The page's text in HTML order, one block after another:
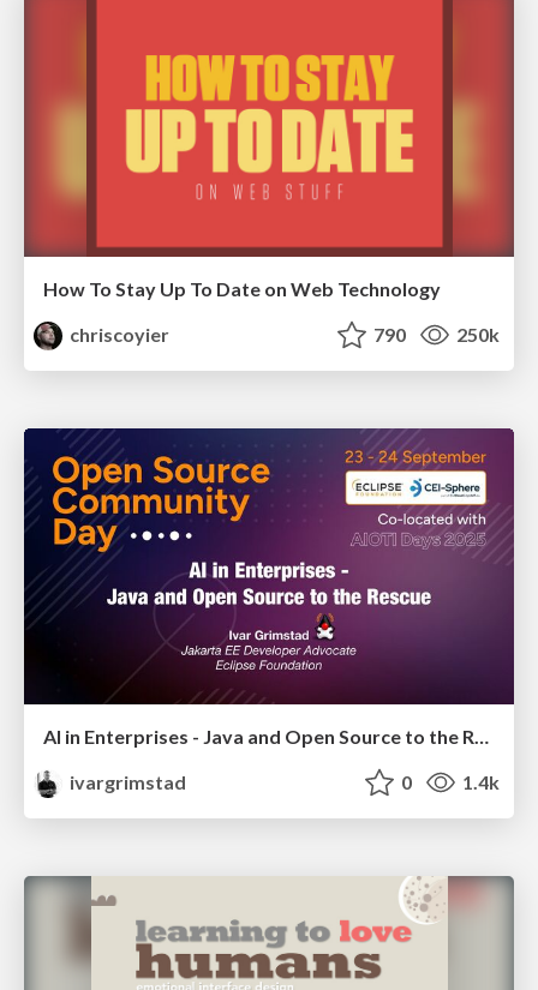
How To Stay Up To Date on Web Technology
chriscoyier
790 250k
AI in Enterprises - Java and Open Source to the Rescue
ivargrimstad
0 1.4k